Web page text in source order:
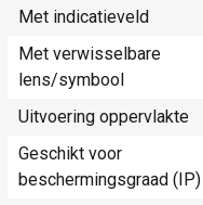
Met indicatieveld
Met verwisselbare
lens/symbool
Uitvoering oppervlakte
Geschikt voor
beschermingsgraad (IP)